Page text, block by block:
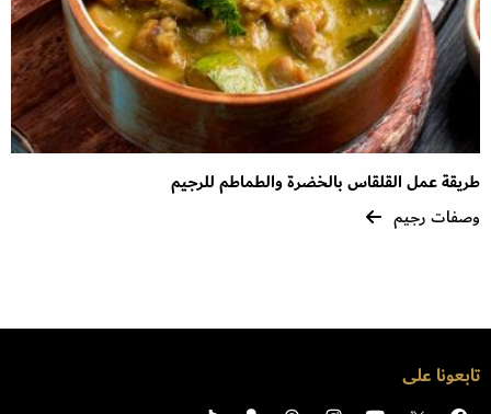
طريقة عمل القلقاس بالخضرة والطماطم للرجيم
وصفات رجيم
تابعونا على